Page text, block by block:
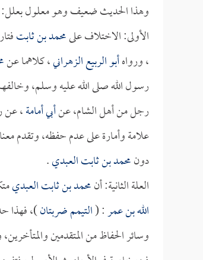
وهذا الحديث ضعيف وهو معلول بعلل:
الأولى: الاختلاف علىمحمد بن ثابت
، ورواهأبو الربيع الزهراني، كلاهما عن
رسول الله صلى الله عليه وسلم،
رجل من أهل الشام، عنأبي أمامة، عن
علامة وأمارة على عدم حفظه، وتقدم
دونمحمد بن ثابت العبدي.
العلة الثانية: أنمحمد بن ثابت العبدي
الله بن عمر: (التيمم ضربتان)، فهذا
وسائر الحفاظ من المتقدمين